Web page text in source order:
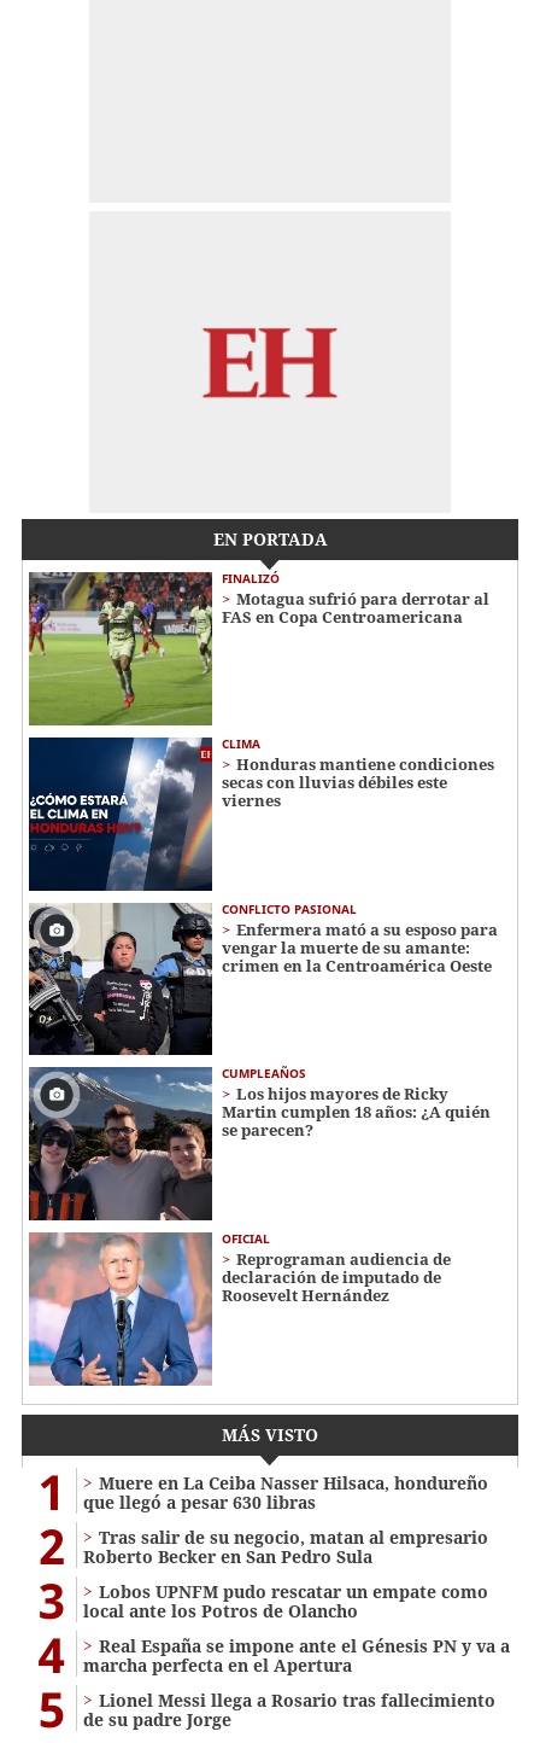
EN PORTADA
FINALIZÓ
Motagua sufrió para derrotar al
FAS en Copa Centroamericana
CLIMA
Honduras mantiene condiciones
secas con lluvias débiles este
viernes
CONFLICTO PASIONAL
Enfermera mató a su esposo para
vengar la muerte de su amante:
crimen en la Centroamérica Oeste
CUMPLEAÑOS
Los hijos mayores de Ricky
Martin cumplen 18 años: ¿A quién
se parecen?
OFICIAL
Reprograman audiencia de
declaración de imputado de
Roosevelt Hernández
MÁS VISTO
1
Muere en La Ceiba Nasser Hilsaca, hondureño
que llegó a pesar 630 libras
2
Tras salir de su negocio, matan al empresario
Roberto Becker en San Pedro Sula
3
Lobos UPNFM pudo rescatar un empate como
local ante los Potros de Olancho
4
Real España se impone ante el Génesis PN y va a
marcha perfecta en el Apertura
5
Lionel Messi llega a Rosario tras fallecimiento
de su padre Jorge